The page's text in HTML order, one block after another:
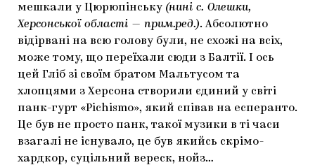
мешкали у Цюрюпінську (нині с. Олешки,
Херсонської області — прим.ред.). Абсолютно
відірвані на всю голову були, не схожі на всіх,
може тому, що переїхали сюди з Балтії. І ось
цей Гліб зі своїм братом Мальтусом та
хлопцями з Херсона створили єдиний у світі
панк-гурт «Pichismo», який співав на есперанто.
Це був не просто панк, такої музики в ті часи
взагалі не існувало, це був якийсь скрімо-
хардкор, суцільний вереск, нойз…